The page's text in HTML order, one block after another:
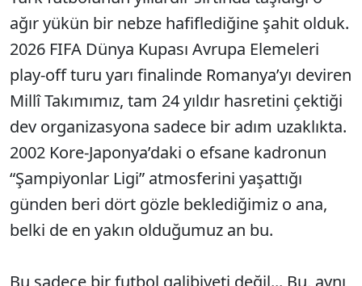
ağır yükün bir nebze hafiflediğine şahit olduk.
2026 FIFA Dünya Kupası Avrupa Elemeleri
play-off turu yarı finalinde Romanya’yı deviren
Millî Takımımız, tam 24 yıldır hasretini çektiği
dev organizasyona sadece bir adım uzaklıkta.
2002 Kore-Japonya’daki o efsane kadronun
“Şampiyonlar Ligi” atmosferini yaşattığı
günden beri dört gözle beklediğimiz o ana,
belki de en yakın olduğumuz an bu.